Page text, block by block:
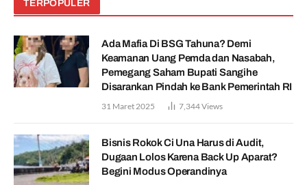
TERPOPULER
Ada Mafia Di BSG Tahuna? Demi
Keamanan Uang Pemda dan Nasabah,
Pemegang Saham Bupati Sangihe
Disarankan Pindah ke Bank Pemerintah RI
31 Maret 2025 7,344Views
Bisnis Rokok Ci Una Harus di Audit,
Dugaan Lolos Karena Back Up Aparat?
Begini Modus Operandinya